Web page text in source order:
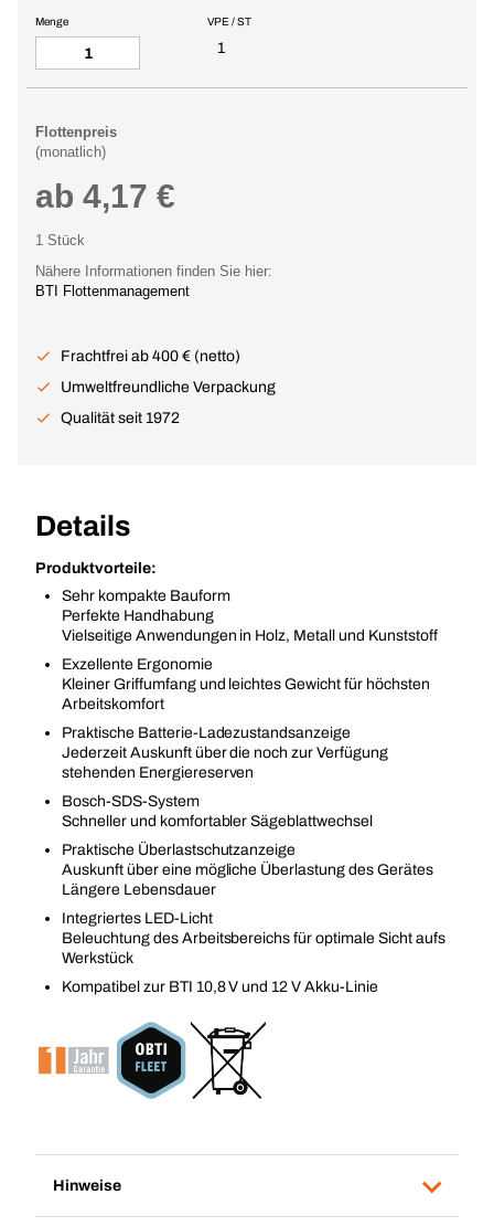
VPE / ST
1
Menge
Flottenpreis
(monatlich)
ab 4,17 €
1 Stück
Nähere Informationen finden Sie hier:
BTI Flottenmanagement
Frachtfrei ab 400 € (netto)
Umweltfreundliche Verpackung
Qualität seit 1972
Details
Produktvorteile:
Sehr kompakte Bauform
Perfekte Handhabung
Vielseitige Anwendungen in Holz, Metall und Kunststoff
Exzellente Ergonomie
Kleiner Griffumfang und leichtes Gewicht für höchsten
Arbeitskomfort
Praktische Batterie-Ladezustandsanzeige
Jederzeit Auskunft über die noch zur Verfügung
stehenden Energiereserven
Bosch-SDS-System
Schneller und komfortabler Sägeblattwechsel
Praktische Überlastschutzanzeige
Auskunft über eine mögliche Überlastung des Gerätes
Längere Lebensdauer
Integriertes LED-Licht
Beleuchtung des Arbeitsbereichs für optimale Sicht aufs
Werkstück
Kompatibel zur BTI 10,8 V und 12 V Akku-Linie
Hinweise